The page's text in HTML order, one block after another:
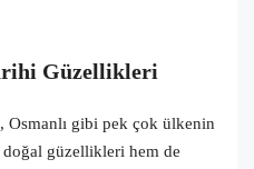
Güzellikleri
Osmanlı gibi pek çok ülkenin
doğal güzellikleri hem de